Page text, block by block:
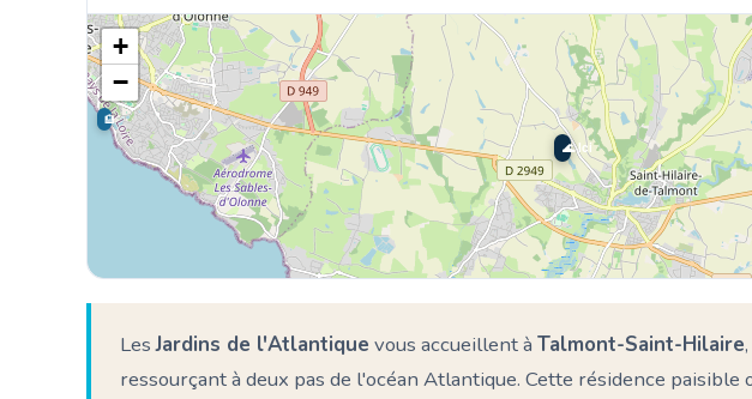
🌊 Ici
🏨
+
−
LesJardins de l'Atlantique vous accueillent à Talmont-Saint-Hilaire
ressourçant à deux pas de l'océan Atlantique. Cette résidence paisible